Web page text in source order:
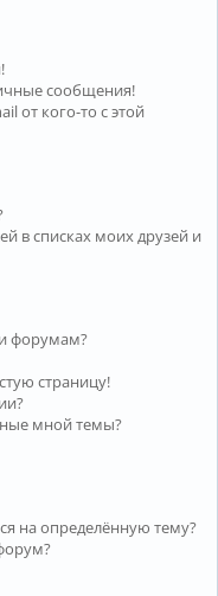
сообщения!
от кого-то с этой
в списках моих друзей и
форумам?
страницу!
мной темы?
на определённую тему?